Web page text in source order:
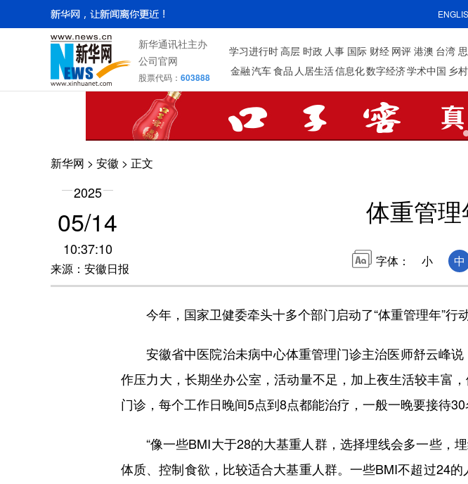
新华通讯社主办
公司官网
股票代码： 603888
学习进行时高层 时政 人事 国际 财经 网评 港澳 台湾
金融汽车食品 人居生活信息化数字经济学术中国 乡
新华网 > 安徽 > 正文
2025
05/14
10:37:10
来源：安徽日报
体重管
字体： 小 中
今年，国家卫健委牵头十多个部门启动了“体重管理年”行
安徽省中医院治未病中心体重管理门诊主治医师舒云峰说
作压力大，长期坐办公室，活动量不足，加上夜生活较丰富
门诊，每个工作日晚间5点到8点都能治疗，一般一晚要接待
“像一些BMI大于28的大基重人群，选择埋线会多一些，
体质、控制食欲，比较适合大基重人群。一些BMI不超过24